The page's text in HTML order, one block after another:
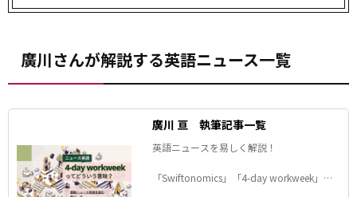
廣川さんが解説する英語ニュース一覧
廣川 亘 執筆記事一覧
英語ニュースを易しく解説！
「Swiftonomics」「4-day workweek」